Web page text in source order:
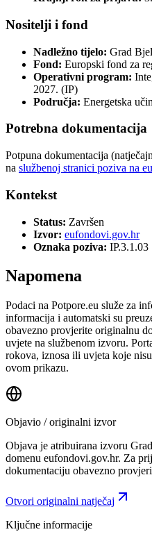
Nositelji i fond
Nadležno tijelo: Grad
Fond: Europski fond za
Operativni program:
2027. (IP)
Područja: Energetska
Potrebna dokumentacija
Potpuna dokumentacija
na službenoj stranici poziva na
Kontekst
Status: Završen
Izvor: eufondovi.gov.hr
Oznaka poziva: IP.3.1.03
Napomena
Podaci na Potpore.eu služe za
informacija i automatski su
obavezno provjerite originalnu
uvjete na službenom izvoru.
rokova, iznosa ili uvjeta koje
ovom prikazu.
Objavio / originalni izvor
Objava je atribuirana izvoru
domenu eufondovi.gov.hr. Za
dokumentaciju obavezno
Otvori originalni natječaj
Ključne informacije